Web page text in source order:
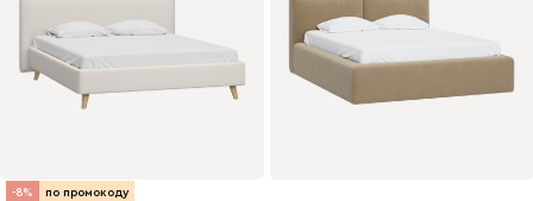
-8% по промокоду